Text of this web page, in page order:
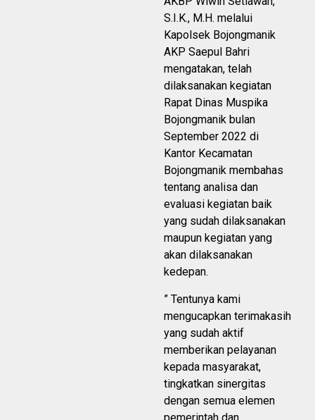
S.I.K., M.H. melalui
Kapolsek Bojongmanik
AKP Saepul Bahri
mengatakan, telah
dilaksanakan kegiatan
Rapat Dinas Muspika
Bojongmanik bulan
September 2022 di
Kantor Kecamatan
Bojongmanik membahas
tentang analisa dan
evaluasi kegiatan baik
yang sudah dilaksanakan
maupun kegiatan yang
akan dilaksanakan
kedepan.
” Tentunya kami
mengucapkan terimakasih
yang sudah aktif
memberikan pelayanan
kepada masyarakat,
tingkatkan sinergitas
dengan semua elemen
pemerintah dan